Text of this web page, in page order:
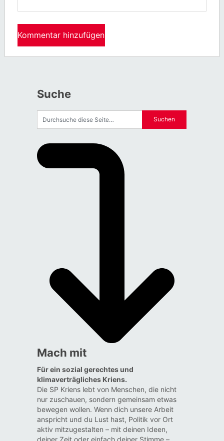
Suche
Mach mit
Für ein sozial gerechtes und
klimaverträgliches Kriens.
Die SP Kriens lebt von Menschen, die nicht
nur zuschauen, sondern gemeinsam etwas
bewegen wollen. Wenn dich unsere Arbeit
anspricht und du Lust hast, Politik vor Ort
aktiv mitzugestalten – mit deinen Ideen,
deiner Zeit oder einfach deiner Stimme –